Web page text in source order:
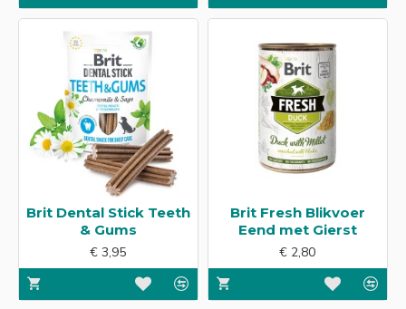
Brit Dental Stick Teeth
& Gums
€ 3,95
Brit Fresh Blikvoer
Eend met Gierst
€ 2,80